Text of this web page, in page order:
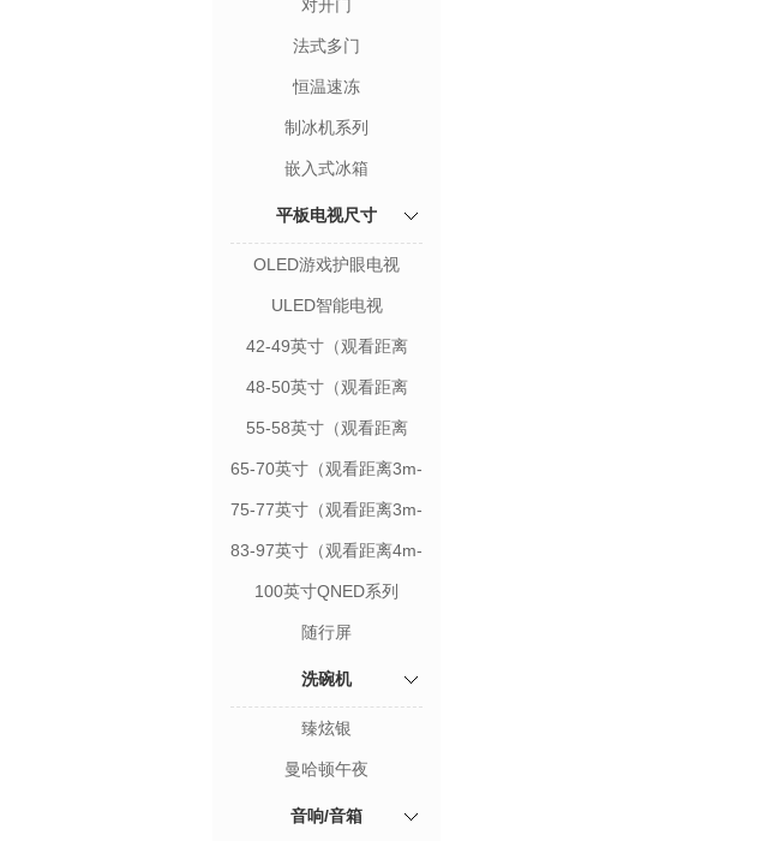
对开门
法式多门
恒温速冻
制冰机系列
嵌入式冰箱
平板电视尺寸
OLED游戏护眼电视
ULED智能电视
（3840*2160）
42-49英寸（观看距离
1.5m-2.5m)
48-50英寸（观看距离
2.5m-3m）
55-58英寸（观看距离
2.5m-3m）
65-70英寸（观看距离3m-
3.5m）
75-77英寸（观看距离3m-
83-97英寸（观看距离4m-
4.5m）
100英寸QNED系列
随行屏
洗碗机
臻炫银
曼哈顿午夜
音响/音箱